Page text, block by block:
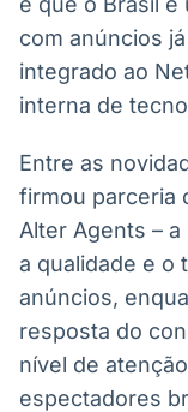
Soluções de
e Conteúdos
com anúncios
integrado ao
interna de
Entre as
firmou parceria
Alter Agents –
a qualidade e o
anúncios,
resposta do
nível de
espectadores